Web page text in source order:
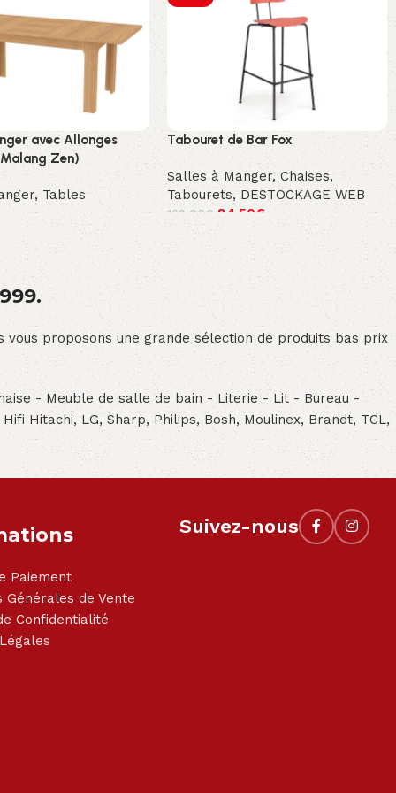
avec Allonges
Zen)
, Tables
Tabouret de Bar Fox
Salles à Manger,Chaises,
Tabourets, DESTOCKAGE WEB
169.00€ 84.50€
vous proposons une grande sélection de produits bas prix
- Meuble de salle de bain - Literie - Lit - Bureau -
Hitachi, LG, Sharp, Philips, Bosh, Moulinex, Brandt, TCL,
Paiement
Générales de Vente
Confidentialité
Suivez-nous